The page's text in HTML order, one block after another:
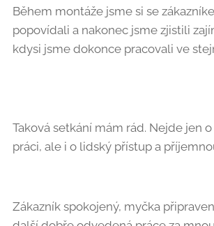
Během montáže jsme si se
popovídali a nakonec jsme zjistili
kdysi jsme dokonce pracovali ve
Taková setkání mám rád. Nejde jen
práci, ale i o lidský přístup a
Zákazník spokojený, myčka